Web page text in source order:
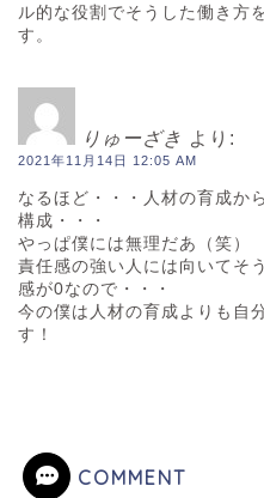
ル的な役割でそうした働き方
す。
りゅーざき より:
2021年11月14日 12:05 AM
なるほど・・・人材の育成か
構成・・・
やっぱ僕には無理だあ（笑）
責任感の強い人には向いてそ
感が0なので・・・
今の僕は人材の育成よりも自
す！
COMMENT